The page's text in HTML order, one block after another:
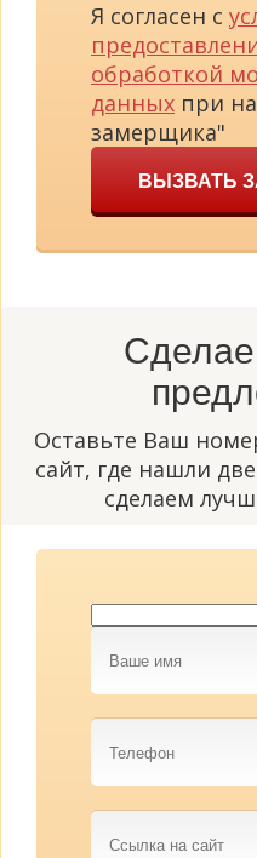
Я согласен с
обработкой
данных при
замерщика"
ВЫЗВАТЬ
Оставьте Ваш
сайт, где нашли
сделаем
Ваше
имя
Телефон
Ссылка